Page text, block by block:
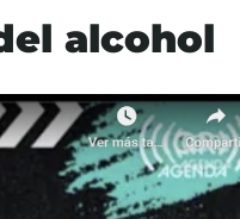
alcohol